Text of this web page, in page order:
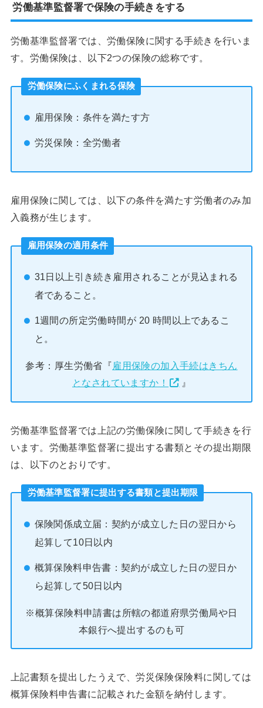
労働基準監督署で保険の手続きをする
労働基準監督署では、労働保険に関する手続きを行いま
す。労働保険は、以下2つの保険の総称です。
労働保険にふくまれる保険
雇用保険：条件を満たす方
労災保険：全労働者
雇用保険に関しては、以下の条件を満たす労働者のみ加
入義務が生じます。
雇用保険の適用条件
31日以上引き続き雇用されることが見込まれる
者であること。
1週間の所定労働時間が 20 時間以上であるこ
と。
参考：厚生労働省『雇用保険の加入手続はきちん
となされていますか！
』
労働基準監督署では上記の労働保険に関して手続きを行
います。労働基準監督署に提出する書類とその提出期限
は、以下のとおりです。
労働基準監督署に提出する書類と提出期限
保険関係成立届：契約が成立した日の翌日から
起算して10日以内
概算保険料申告書：契約が成立した日の翌日か
ら起算して50日以内
※概算保険料申請書は所轄の都道府県労働局や日
本銀行へ提出するのも可
上記書類を提出したうえで、労災保険保険料に関しては
概算保険料申告書に記載された金額を納付します。